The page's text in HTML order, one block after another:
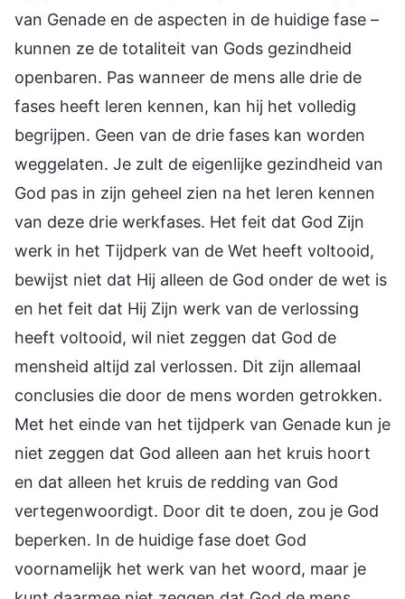
van Genade en de aspecten in de huidige fase –
kunnen ze de totaliteit van Gods gezindheid
openbaren. Pas wanneer de mens alle drie de
fases heeft leren kennen, kan hij het volledig
begrijpen. Geen van de drie fases kan worden
weggelaten. Je zult de eigenlijke gezindheid van
God pas in zijn geheel zien na het leren kennen
van deze drie werkfases. Het feit dat God Zijn
werk in het Tijdperk van de Wet heeft voltooid,
bewijst niet dat Hij alleen de God onder de wet is
en het feit dat Hij Zijn werk van de verlossing
heeft voltooid, wil niet zeggen dat God de
mensheid altijd zal verlossen. Dit zijn allemaal
conclusies die door de mens worden getrokken.
Met het einde van het tijdperk van Genade kun je
niet zeggen dat God alleen aan het kruis hoort
en dat alleen het kruis de redding van God
vertegenwoordigt. Door dit te doen, zou je God
beperken. In de huidige fase doet God
voornamelijk het werk van het woord, maar je